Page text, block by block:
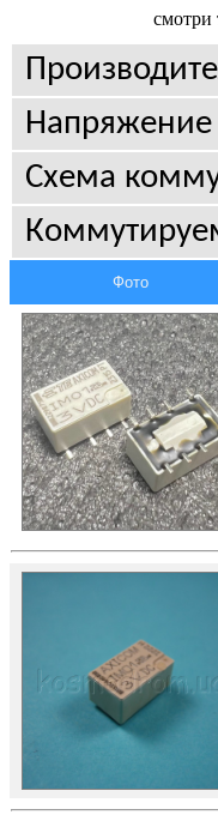
смотри
Напряжение
Схема
Фото